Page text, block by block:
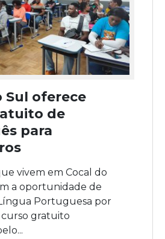
Sul oferece
de
para
vivem em Cocal do
a oportunidade de
Portuguesa por
gratuito